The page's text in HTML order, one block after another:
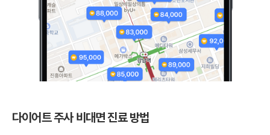
다이어트 주사 비대면 진료 방법